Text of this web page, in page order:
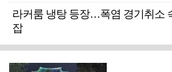
라커룸 냉탕 등장…폭염 경기취소
잡